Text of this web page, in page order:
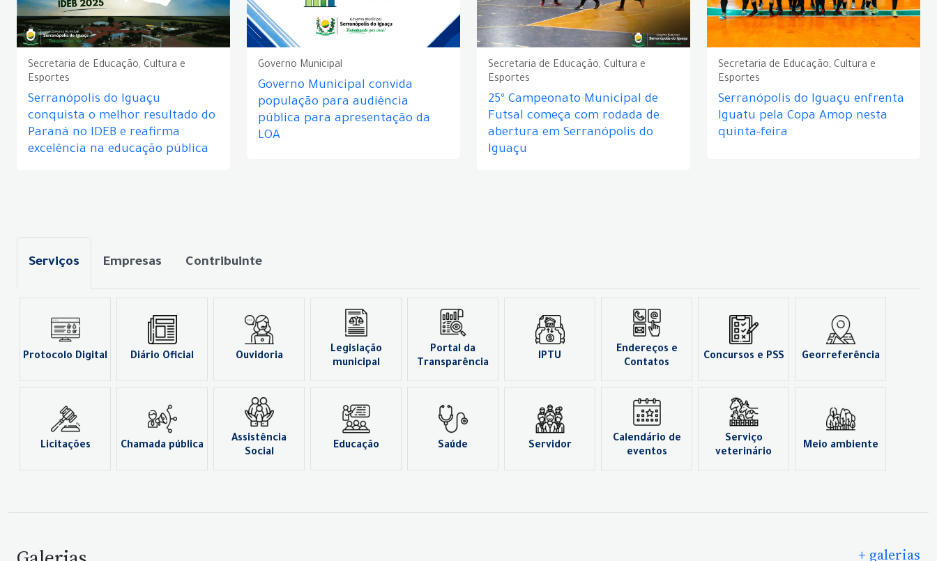
Secretaria de Educação, Cultura e
Esportes
Serranópolis do Iguaçu
conquista o melhor resultado do
Paraná no IDEB e reafirma
excelência na educação pública
Governo Municipal
Governo Municipal convida
população para audiência
pública para apresentação da
LOA
Secretaria de Educação, Cultura e
Esportes
25º Campeonato Municipal de
Futsal começa com rodada de
abertura em Serranópolis do
Iguaçu
Secretaria de Educação, Cultura e
Esportes
Serranópolis do Iguaçu enfrenta
Iguatu pela Copa Amop nesta
quinta-feira
Serviços Empresas Contribuinte
Protocolo Digital Diário Oficial Ouvidoria
Legislação
municipal
Portal da
Transparência
IPTU
Endereços e
Contatos
Concursos e PSS Georreferência
Licitações Chamada pública
Assistência
Social
Educação Saúde Servidor
Calendário de
eventos
Serviço
veterinário
Meio ambiente
+ galerias